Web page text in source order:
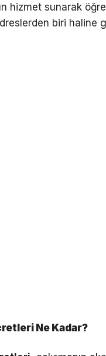
hizmet sunarak
biri haline
Ne Kadar?